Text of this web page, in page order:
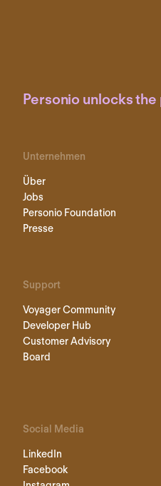
Personio unlocks
Unternehmen
Über
Jobs
Personio Foundation
Presse
Support
Voyager Community
Developer Hub
Customer Advisory
Board
Social Media
LinkedIn
Facebook